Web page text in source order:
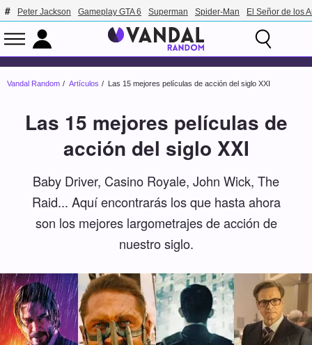
Peter Jackson Gameplay GTA 6 Superman Spider-Man El Señor de los
Vandal Random Artículos Las 15 mejores películas de acción del siglo XXI
Las 15 mejores películas de
acción del siglo XXI
Baby Driver, Casino Royale, John Wick, The
Raid... Aquí encontrarás los que hasta ahora
son los mejores largometrajes de acción de
nuestro siglo.